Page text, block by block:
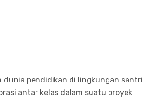
dunia pendidikan di lingkungan santri
antar kelas dalam suatu proyek